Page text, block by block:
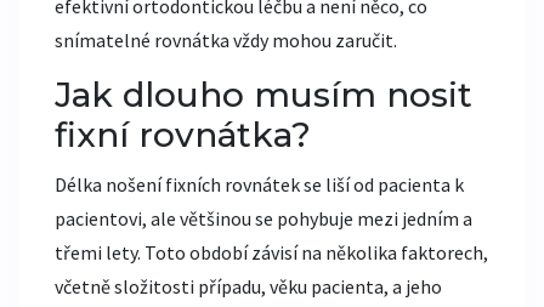
efektivní ortodontickou léčbu a není něco, co
snímatelné rovnátka vždy mohou zaručit.
Jak dlouho musím nosit
fixní rovnátka?
Délka nošení fixních rovnátek se liší od pacienta k
pacientovi, ale většinou se pohybuje mezi jedním a
třemi lety. Toto období závisí na několika faktorech,
včetně složitosti případu, věku pacienta, a jeho